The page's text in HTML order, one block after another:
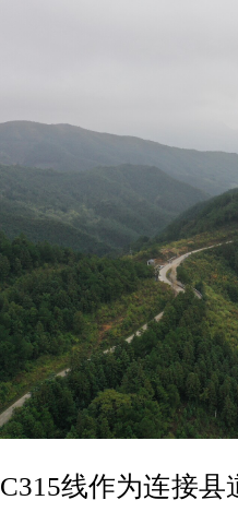
C315线作为连接